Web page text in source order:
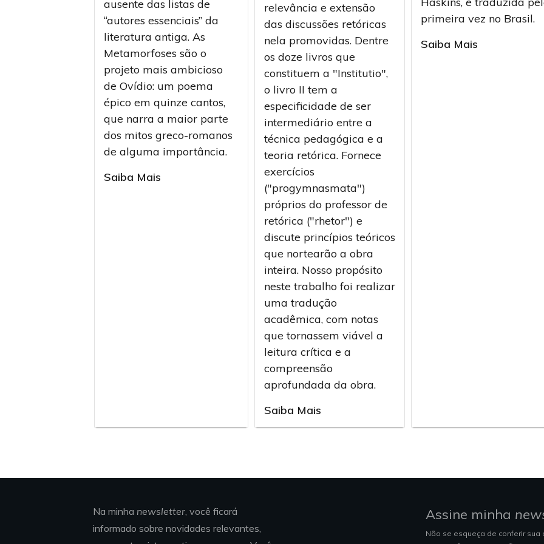
ausente das listas de
“autores essenciais” da
literatura antiga. As
Metamorfoses são o
projeto mais ambicioso
de Ovídio: um poema
épico em quinze cantos,
que narra a maior parte
dos mitos greco-romanos
de alguma importância.
Saiba Mais
relevância e extensão
das discussões retóricas
nela promovidas. Dentre
os doze livros que
constituem a "Institutio",
o livro II tem a
especificidade de ser
intermediário entre a
técnica pedagógica e a
teoria retórica. Fornece
exercícios
("progymnasmata")
próprios do professor de
retórica ("rhetor") e
discute princípios teóricos
que nortearão a obra
inteira. Nosso propósito
neste trabalho foi realizar
uma tradução
acadêmica, com notas
que tornassem viável a
leitura crítica e a
compreensão
aprofundada da obra.
Saiba Mais
primeira vez no Brasil.
Saiba Mais
Na minha newsletter, você ficará
informado sobre novidades relevantes,
Assine minha
Não se esqueça de conferir sua